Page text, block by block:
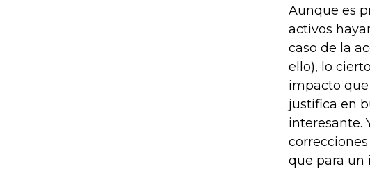
Aunque es
activos
caso de la
ello), lo
impacto
justifica en
interesante.
que para un